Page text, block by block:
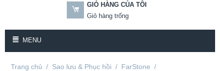
GIỎ HÀNG CỦA TÔI
Giỏ hàng trống
MENU
Trang chủ / Sao lưu & Phục hồi / FarStone /